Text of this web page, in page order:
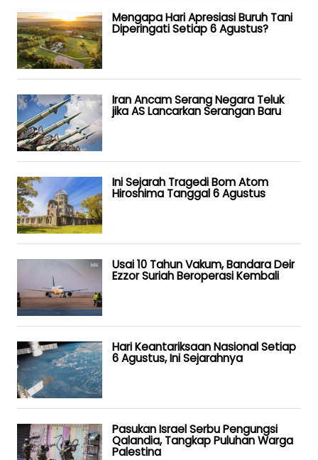
Mengapa Hari Apresiasi Buruh Tani
Diperingati Setiap 6 Agustus?
Iran Ancam Serang Negara Teluk
jika AS Lancarkan Serangan Baru
Ini Sejarah Tragedi Bom Atom
Hiroshima Tanggal 6 Agustus
Usai 10 Tahun Vakum, Bandara Deir
Ezzor Suriah Beroperasi Kembali
Hari Keantariksaan Nasional Setiap
6 Agustus, Ini Sejarahnya
Pasukan Israel Serbu Pengungsi
Qalandia, Tangkap Puluhan Warga
Palestina